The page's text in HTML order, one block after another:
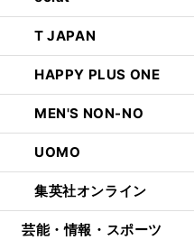
T JAPAN
HAPPY PLUS ONE
MEN'S NON-NO
UOMO
集英社オンライン
芸能・情報・スポーツ